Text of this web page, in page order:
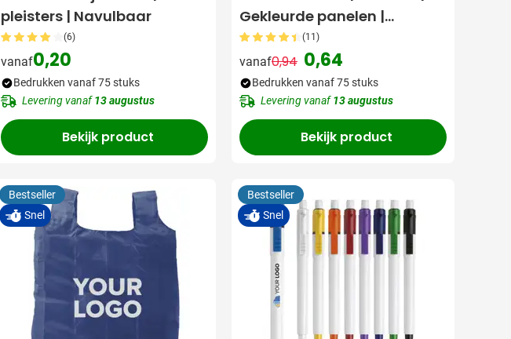
pleisters | Navulbaar
(6)
vanaf0,20
Bedrukken vanaf 75 stuks
Levering vanaf13 augustus
Bekijk product
Gekleurde panelen |
Opblaasbaar
(11)
vanaf
Normale prijs
0,94 0,64
Bedrukken vanaf 75 stuks
Levering vanaf13 augustus
Bekijk product
Bestseller
Snel
Bestseller
Snel